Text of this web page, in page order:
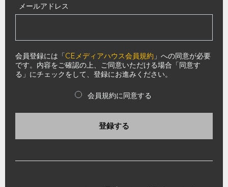
メールアドレス
会員登録には「CEメディアハウス会員規約 」への同意が必要
です。内容をご確認の上、ご同意いただける場合「同意す
る」にチェックをして、登録にお進みください。
会員規約に同意する
登録する